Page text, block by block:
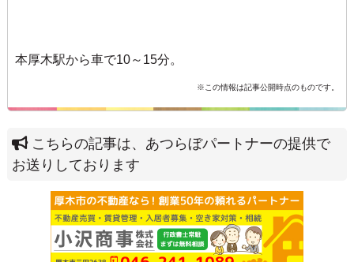
本厚木駅から車で10～15分。
※この情報は記事公開時点のものです。
こちらの記事は、あつらぼパートナーの提供で
お送りしております